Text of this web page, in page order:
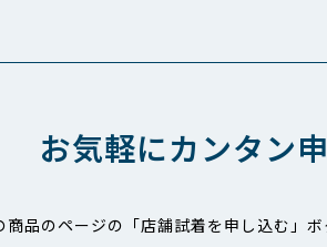
お気軽にカンタン
商品のページの「店舗試着を申し込む」